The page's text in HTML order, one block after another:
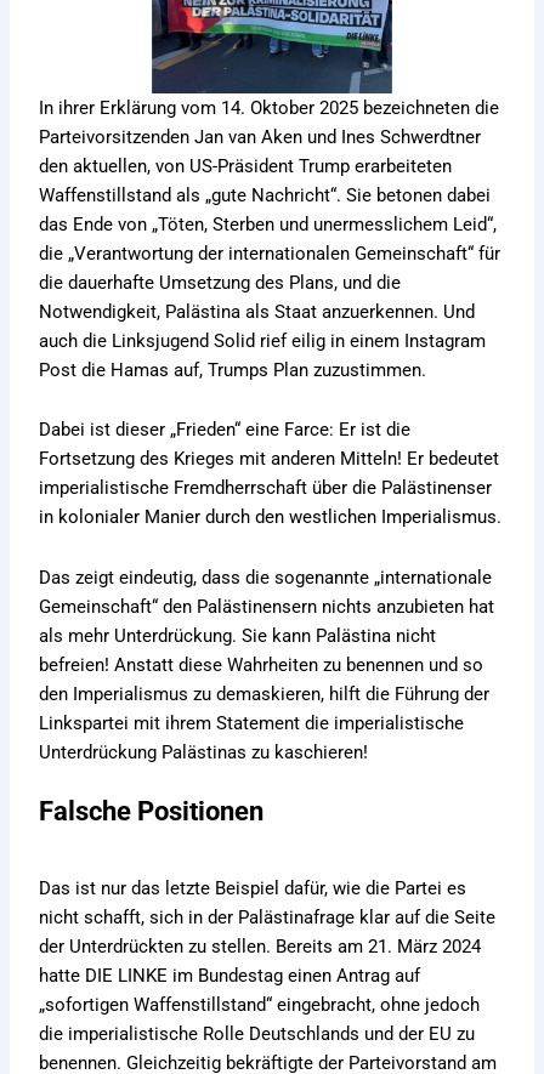
In ihrer Erklärung vom 14. Oktober 2025 bezeichneten die
Parteivorsitzenden Jan van Aken und Ines Schwerdtner
den aktuellen, von US-Präsident Trump erarbeiteten
Waffenstillstand als „gute Nachricht“. Sie betonen dabei
das Ende von „Töten, Sterben und unermesslichem Leid“,
die „Verantwortung der internationalen Gemeinschaft“ für
die dauerhafte Umsetzung des Plans, und die
Notwendigkeit, Palästina als Staat anzuerkennen. Und
auch die Linksjugend Solid rief eilig in einem Instagram
Post die Hamas auf, Trumps Plan zuzustimmen.
Dabei ist dieser „Frieden“ eine Farce: Er ist die
Fortsetzung des Krieges mit anderen Mitteln! Er bedeutet
imperialistische Fremdherrschaft über die Palästinenser
in kolonialer Manier durch den westlichen Imperialismus.
Das zeigt eindeutig, dass die sogenannte „internationale
Gemeinschaft“ den Palästinensern nichts anzubieten hat
als mehr Unterdrückung. Sie kann Palästina nicht
befreien! Anstatt diese Wahrheiten zu benennen und so
den Imperialismus zu demaskieren, hilft die Führung der
Linkspartei mit ihrem Statement die imperialistische
Unterdrückung Palästinas zu kaschieren!
Falsche Positionen
Das ist nur das letzte Beispiel dafür, wie die Partei es
nicht schafft, sich in der Palästinafrage klar auf die Seite
der Unterdrückten zu stellen. Bereits am 21. März 2024
hatte DIE LINKE im Bundestag einen Antrag auf
„sofortigen Waffenstillstand“ eingebracht, ohne jedoch
die imperialistische Rolle Deutschlands und der EU zu
benennen. Gleichzeitig bekräftigte der Parteivorstand am